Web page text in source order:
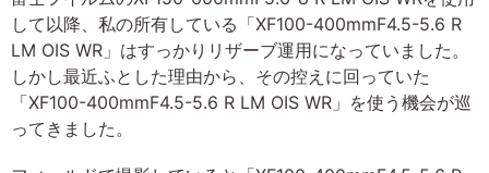
して以降、私の所有している「XF100-400mmF4.5-5.6 R
LM OIS WR」はすっかりリザーブ運用になっていました。
しかし最近ふとした理由から、その控えに回っていた
「XF100-400mmF4.5-5.6 R LM OIS WR」を使う機会が巡
ってきました。